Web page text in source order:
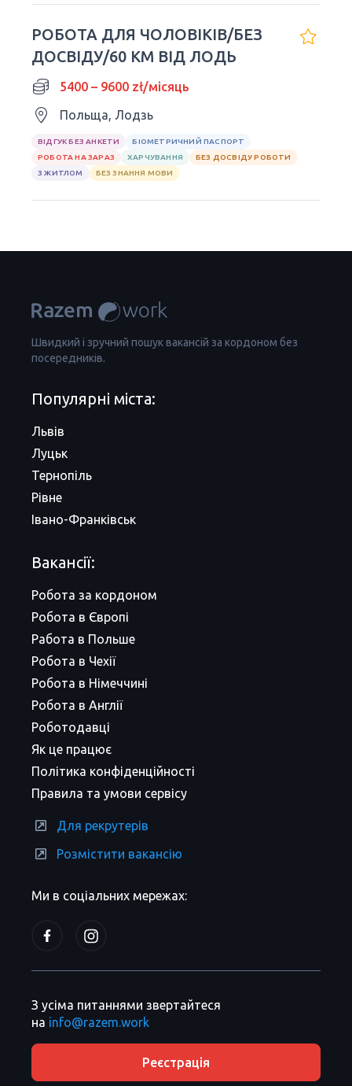
РОБОТА ДЛЯ ЧОЛОВІКІВ/БЕЗ
ДОСВІДУ/60 КМ ВІД ЛОДЬ
5400 – 9600 zł/місяць
Польща, Лодзь
ВІДГУК БЕЗ АНКЕТИ
БІОМЕТРИЧНИЙ ПАСПОРТ
РОБОТА НА ЗАРАЗ
ХАРЧУВАННЯ
БЕЗ ДОСВІДУ РОБОТИ
З ЖИТЛОМ
БЕЗ ЗНАННЯ МОВИ
Швидкий і зручний пошук вакансій за кордоном без
посередників.
Ми в соціальних мережах:
Популярні міста:
Львів
Луцьк
Тернопіль
Рівне
Івано-Франківськ
Вакансії:
Робота за кордоном
Робота в Європі
Работа в Польше
Робота в Чехії
Робота в Німеччині
Робота в Англії
Роботодавці
Як це працює
Політика конфіденційності
Правила та умови сервісу
Для рекрутерів
Розмістити вакансію
З усіма питаннями звертайтеся
на info@razem.work
Реєстрація